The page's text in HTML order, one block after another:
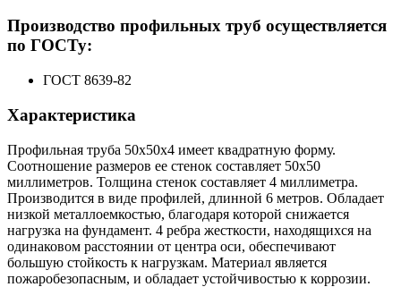
Производство профильных труб осуществляется
по ГОСТу:
ГОСТ 8639-82
Характеристика
Профильная труба 50х50х4 имеет квадратную форму.
Соотношение размеров ее стенок составляет 50х50
миллиметров. Толщина стенок составляет 4 миллиметра.
Производится в виде профилей, длинной 6 метров. Обладает
низкой металлоемкостью, благодаря которой снижается
нагрузка на фундамент. 4 ребра жесткости, находящихся на
одинаковом расстоянии от центра оси, обеспечивают
большую стойкость к нагрузкам. Материал является
пожаробезопасным, и обладает устойчивостью к коррозии.